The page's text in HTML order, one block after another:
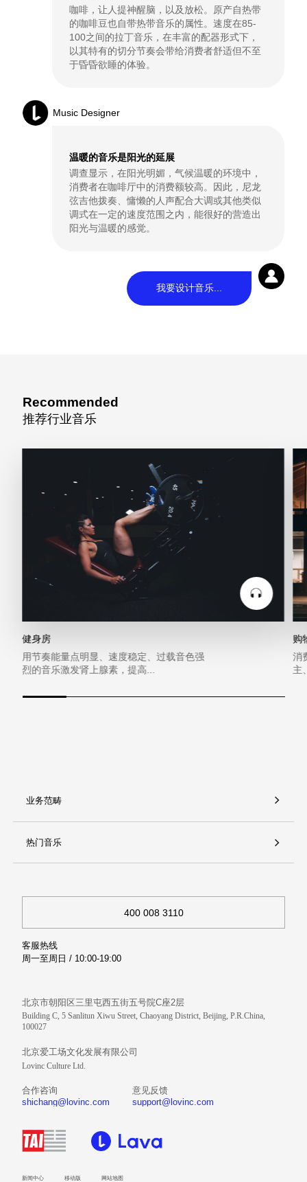
咖啡，让人提神醒脑，以及放松。原产自热带
的咖啡豆也自带热带音乐的属性。速度在85-
100之间的拉丁音乐，在丰富的配器形式下，
以其特有的切分节奏会带给消费者舒适但不至
于昏昏欲睡的体验。
Music Designer
温暖的音乐是阳光的延展
调查显示，在阳光明媚，气候温暖的环境中，
消费者在咖啡厅中的消费额较高。因此，尼龙
弦吉他拨奏、慵懒的人声配合大调或其他类似
调式在一定的速度范围之内，能很好的营造出
阳光与温暖的感觉。
我要设计音乐...
Recommended
推荐行业音乐
健身房
用节奏能量点明显、速度稳定、过载音色强
烈的音乐激发肾上腺素，提高...
购
消
主
业务范畴
热门音乐
400 008 3110
客服热线
周一至周日 / 10:00-19:00
北京市朝阳区三里屯西五街五号院C座2层
Building C, 5 Sanlitun Xiwu Street, Chaoyang District, Beijing, P.R.China,
100027
北京爱工场文化发展有限公司
Lovinc Culture Ltd.
合作咨询
shichang@lovinc.com
意见反馈
support@lovinc.com
新闻中心 移动版 网站地图